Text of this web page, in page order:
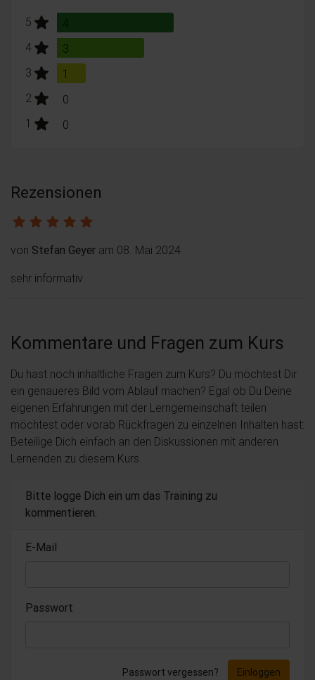
5 stars: 4
Bewertungen
4stars: 3
Bewertungen
3 stars: 1Bewertungen
2 stars: 0
Bewertungen
1 stars: 0
Bewertungen
Rezensionen
von Stefan Geyer am 08. Mai 2024
sehr informativ
Kommentare und Fragen zum Kurs
Du hast noch inhaltliche Fragen zum Kurs? Du möchtest Dir
ein genaueres Bild vom Ablauf machen? Egal ob Du Deine
eigenen Erfahrungen mit der Lerngemeinschaft teilen
möchtest oder vorab Rückfragen zu einzelnen Inhalten hast:
Beteilige Dich einfach an den Diskussionen mit anderen
Lernenden zu diesem Kurs.
Bitte logge Dich ein um das Training zu
kommentieren.
E-Mail
Passwort
Passwort vergessen? Einloggen